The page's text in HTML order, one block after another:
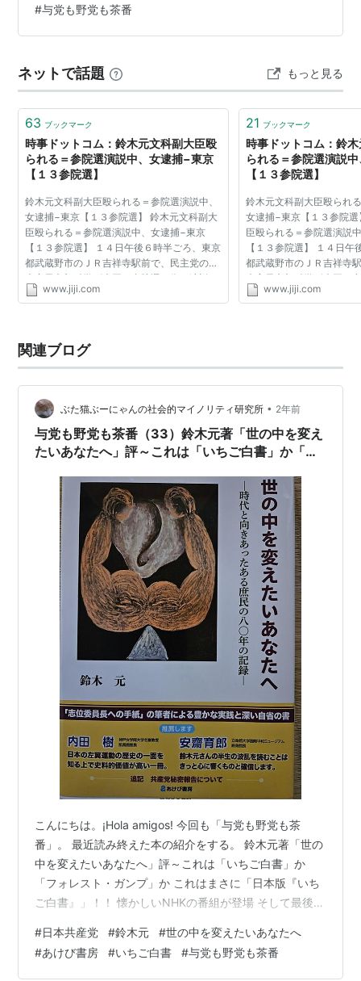
チョ思想」そして「反ワークライフバランス」までぶち
上げ。かたや「民主集中制護持」「党としてのアップデ
う神奈川県議会議員氏の党大会での発言に対し侮蔑・人
格否定・公開パワハラを同大会で…
#与党も野党も茶番
ネットで話題 もっと見る
63 ブックマーク
時事ドットコム：鈴木元文科副大臣殴
られる＝参院選演説中、女逮捕−東京
【１３参院選】
鈴木元文科副大臣殴られる＝参院選演説中、
女逮捕−東京【１３参院選】 鈴木元文科副大
臣殴られる＝参院選演説中、女逮捕−東京
【１３参院選】 １４日午後６時半ごろ、東京
都武蔵野市のＪＲ吉祥寺駅前で、民主党の鈴
木寛元文部科学副大臣が参院選の街頭演説
中、女に顔面を殴られた。女はその場で取り
www.jiji.com
21 ブックマーク
時事ドットコム：鈴
られる＝参院選演説
【１３参院選】
鈴木元文科副大臣殴られ
女逮捕−東京【１３参院
臣殴られる＝参院選演説
【１３参院選】 １４日
都武蔵野市のＪＲ吉祥寺
木寛元文部科学副大臣が
中、女に顔面を殴られた
www.jiji.com
関連ブログ
ぶた猫ぶーにゃんの社会的マイノリティ研究所 • 2年前
与党も野党も茶番（33）鈴木元著「世の中を変え
たいあなたへ」評～これは「いちご白書」か「フ
こんにちは。¡Hola amigos! 今回も「与党も野党も茶
番」。 最近読み終えた本の紹介をする。 鈴木元著「世の
中を変えたいあなたへ」評～これは「いちご白書」か
「フォレスト・ガンプ」か これはまさに「日本版『いち
ご白書』」！！ 懐かしいNHKの番組が登場 そして最後は
も通ずる 鈴木元著「世の中を変えたいあなたへ」評～こ
れは「いちご白書」か「フォレスト・ガンプ」か さて、
#日本共産党 #鈴木元 #世の中を変えたいあなたへ
#あけび書房 #いちご白書 #与党も野党も茶番